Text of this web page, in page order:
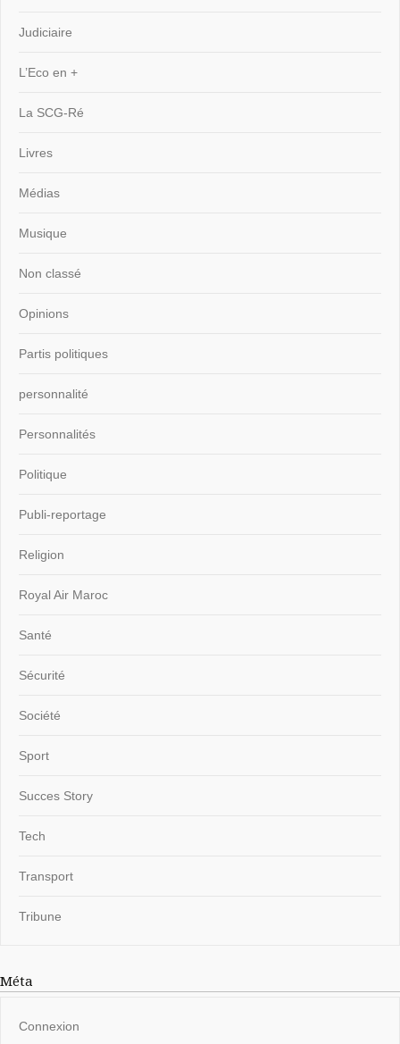
Judiciaire
L’Eco en +
La SCG-Ré
Livres
Médias
Musique
Non classé
Opinions
Partis politiques
personnalité
Personnalités
Politique
Publi-reportage
Religion
Royal Air Maroc
Santé
Sécurité
Société
Sport
Succes Story
Tech
Transport
Tribune
Méta
Connexion